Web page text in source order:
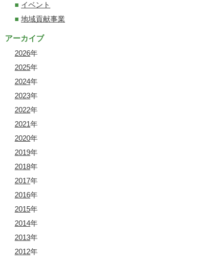
イベント
地域貢献事業
アーカイブ
2026年
2025年
2024年
2023年
2022年
2021年
2020年
2019年
2018年
2017年
2016年
2015年
2014年
2013年
2012年